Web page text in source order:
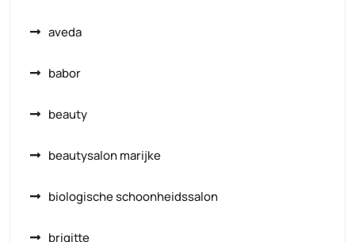
aveda
babor
beauty
beautysalon marijke
biologische schoonheidssalon
brigitte